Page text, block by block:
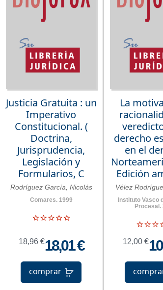
Justicia Gratuita : un
Imperativo
Constitucional. (
Doctrina,
Jurisprudencia,
Legislación y
Formularios, C
Rodríguez García, Nicolás
Comares. 1999
18,96 €18,01 €
comprar
La
derecho
en el
Edición
Vélez
Instituto Vasco
Procesal.
12,00 €